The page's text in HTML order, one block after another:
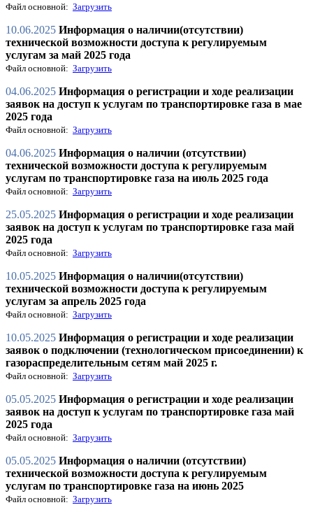
Файл основной: Загрузить
10.06.2025 Информация о наличии(отсутствии)
технической возможности доступа к регулируемым
услугам за май 2025 года
Файл основной: Загрузить
04.06.2025 Информация о регистрации и ходе реализации
заявок на доступ к услугам по транспортировке газа в мае
2025 года
Файл основной: Загрузить
04.06.2025 Информация о наличии (отсутствии)
технической возможности доступа к регулируемым
услугам по транспортировке газа на июль 2025 года
Файл основной: Загрузить
25.05.2025 Информация о регистрации и ходе реализации
заявок на доступ к услугам по транспортировке газа май
2025 года
Файл основной: Загрузить
10.05.2025 Информация о наличии(отсутствии)
технической возможности доступа к регулируемым
услугам за апрель 2025 года
Файл основной: Загрузить
10.05.2025 Информация о регистрации и ходе реализации
заявок о подключении (технологическом присоединении) к
газораспределительным сетям май 2025 г.
Файл основной: Загрузить
05.05.2025 Информация о регистрации и ходе реализации
заявок на доступ к услугам по транспортировке газа май
2025 года
Файл основной: Загрузить
05.05.2025 Информация о наличии (отсутствии)
технической возможности доступа к регулируемым
услугам по транспортировке газа на июнь 2025
Файл основной: Загрузить